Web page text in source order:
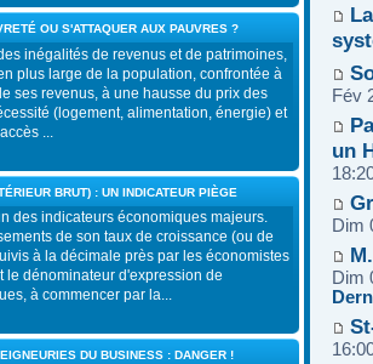
OU S'ATTAQUER AUX PAUVRES ?
inégalités de revenus et de patrimoines,
plus large de la population, confrontée à
ses revenus, à une hausse du prix des
(logement, alimentation, énergie) et
...
BRUT) : UN INDICATEUR PIÈGE
des indicateurs économiques majeurs.
de son taux de croissance (ou de
à la décimale près par les économistes
le dénominateur d'expression de
à commencer par la...
DU BUSINESS : DANGER !
Fév
un
Dim
Dim